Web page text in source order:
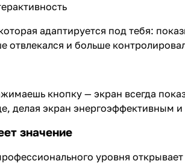
адаптируется под тебя:
отвлекался и больше
кнопку — экран всегда
делая экран энергоэффективным
значение
уровня